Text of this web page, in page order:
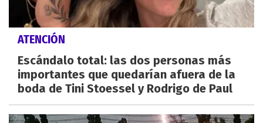
ATENCIÓN
Escándalo total: las dos personas más
importantes que quedarían afuera de la
boda de Tini Stoessel y Rodrigo de Paul